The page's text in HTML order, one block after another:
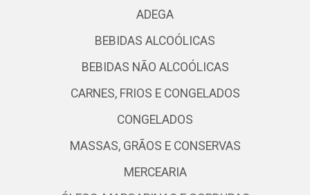
ADEGA
BEBIDAS ALCOÓLICAS
BEBIDAS NÃO ALCOÓLICAS
CARNES, FRIOS E CONGELADOS
CONGELADOS
MASSAS, GRÃOS E CONSERVAS
MERCEARIA